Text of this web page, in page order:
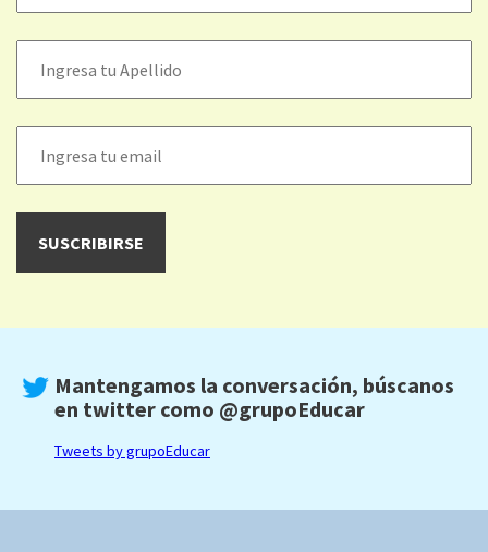
Mantengamos la conversación, búscanos
en twitter como @grupoEducar
Tweets by grupoEducar